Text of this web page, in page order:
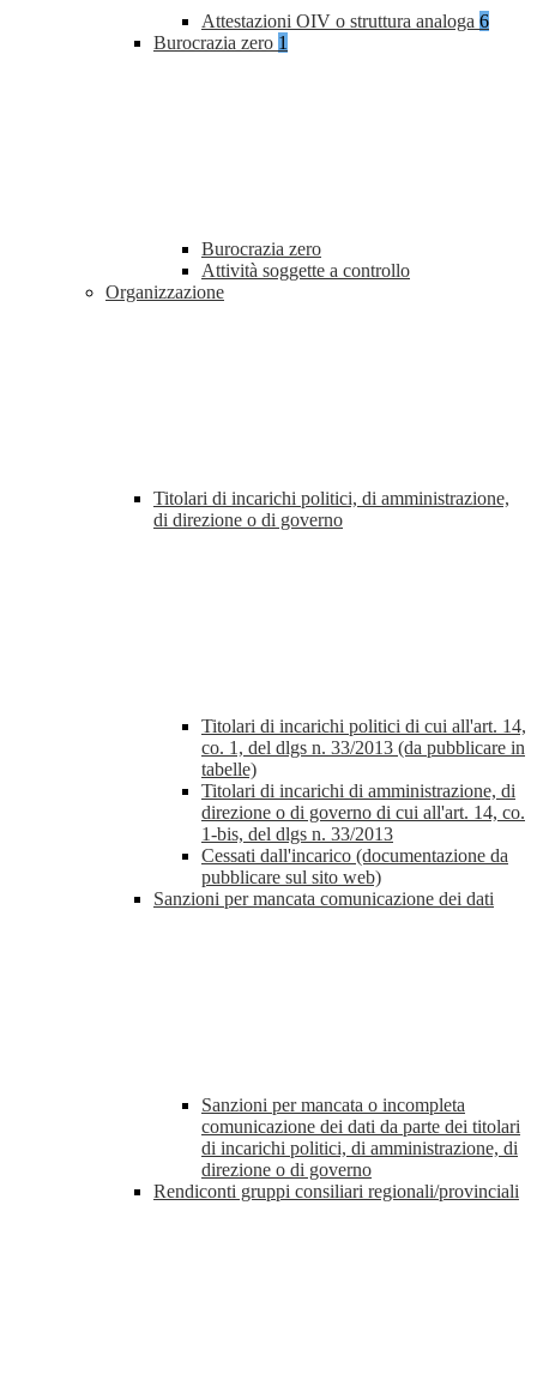
Attestazioni OIV o struttura analoga 6
Burocrazia zero 1
Burocrazia zero
Attività soggette a controllo
Organizzazione
Titolari di incarichi politici, di amministrazione,
di direzione o di governo
Titolari di incarichi politici di cui all'art. 14,
co. 1, del dlgs n. 33/2013 (da pubblicare in
tabelle)
Titolari di incarichi di amministrazione, di
direzione o di governo di cui all'art. 14, co.
1-bis, del dlgs n. 33/2013
Cessati dall'incarico (documentazione da
pubblicare sul sito web)
Sanzioni per mancata comunicazione dei dati
Sanzioni per mancata o incompleta
comunicazione dei dati da parte dei titolari
di incarichi politici, di amministrazione, di
direzione o di governo
Rendiconti gruppi consiliari regionali/provinciali